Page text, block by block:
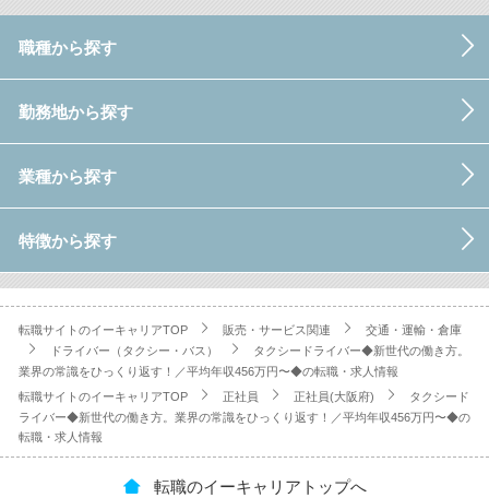
職種から探す
勤務地から探す
業種から探す
特徴から探す
転職サイトのイーキャリアTOP 販売・サービス関連
交通・運輸・倉庫
ドライバー（タクシー・バス）
タクシードライバー◆新世代の働き方。
業界の常識をひっくり返す！／平均年収456万円〜◆の転職・求人情報
転職サイトのイーキャリアTOP
正社員 正社員(大阪府)
タクシード
ライバー◆新世代の働き方。業界の常識をひっくり返す！／平均年収456万円〜◆の
転職・求人情報
転職のイーキャリアトップへ